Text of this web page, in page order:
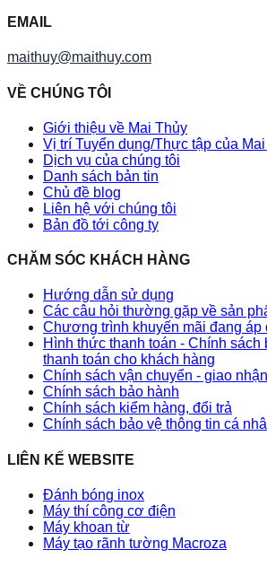
EMAIL
maithuy@maithuy.com
VỀ CHÚNG TÔI
Giới thiệu về Mai Thủy
Vị trí Tuyển dụng/Thực tập của
Dịch vụ của chúng tôi
Danh sách bản tin
Chủ đề blog
Liên hệ với chúng tôi
Bản đồ tới công ty
CHĂM SÓC KHÁCH HÀNG
Hướng dẫn sử dụng
Các câu hỏi thường gặp về sản
Chương trình khuyến mãi đang áp
Hình thức thanh toán - Chính sách
thanh toán cho khách hàng
Chính sách vận chuyển - giao nhận
Chính sách bảo hành
Chính sách kiểm hàng, đổi trả
Chính sách bảo vệ thông tin cá
LIÊN KẾ WEBSITE
Đánh bóng inox
Máy thí công cơ điện
Máy khoan từ
Máy tạo rãnh tường Macroza